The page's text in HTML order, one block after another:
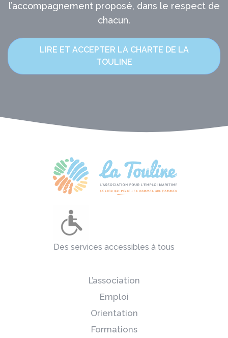
l’accompagnement proposé, dans le respect de
chacun.
LIRE ET ACCEPTER LA CHARTE DE LA
TOULINE
Des services accessibles à tous
L’association
Emploi
Orientation
Formations